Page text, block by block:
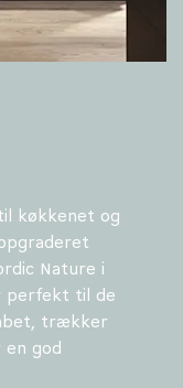
køkkenet og
Nature i
perfekt til de
trækker
god